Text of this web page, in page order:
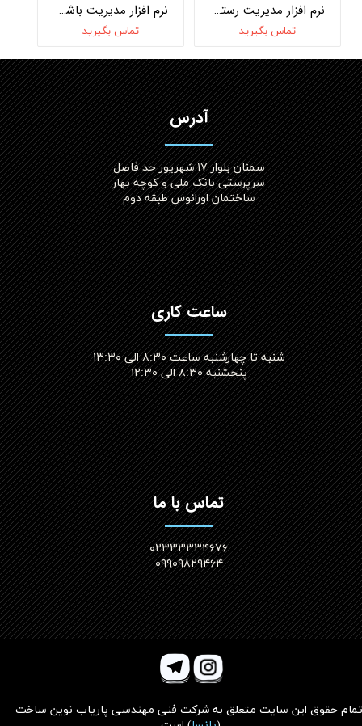
نرم افزار مدیریت باشگاه WinClub
تماس بگیرید
نرم افزار مدیریت رستوران WinRest
تماس بگیرید
آدرس
سمنان بلوار ۱۷ شهریور حد فاصل
سرپرستی بانک ملی و کوچه بهار
ساختمان اورانوس طبقه دوم
ساعت کاری
شنبه تا چهارشنبه ساعت ۸:۳۰ الی ۱۳:۳۰
پنجشنبه ۸:۳۰ الی ۱۲:۳۰​​​​​​​
تماس با ما
۰۲۳۳۳۳۳۴۶۷۶
۰۹۹۰۹۸۲۹۴۶۴
تمام حقوق این سایت متعلق به شرکت فنی مهندسی پاریاب نوین ساخت